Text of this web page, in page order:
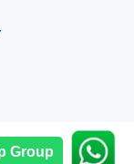
Group